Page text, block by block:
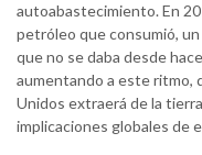
autoabastecimiento. En
petróleo que consumió,
que no se daba desde
aumentando a este ritmo,
Unidos extraerá de la
implicaciones globales de